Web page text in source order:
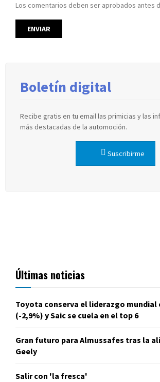
Los comentarios deben ser aprobados antes
Boletín digital
Recibe gratis en tu email las primicias y las
más destacadas de la automoción.
Suscribirme
Últimas noticias
Toyota conserva el liderazgo mundial
(-2,9%) y Saic se cuela en el top 6
Gran futuro para Almussafes tras la
Geely
Salir con 'la fresca'